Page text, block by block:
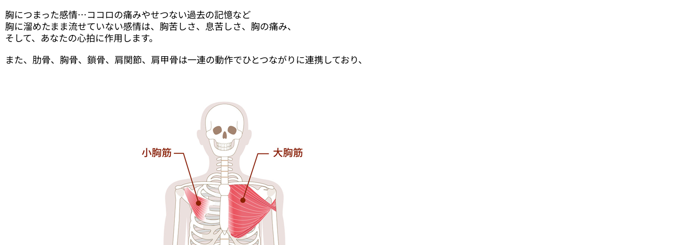
胸につまった感情…ココロの痛みやせつない過去の記憶など
胸に溜めたまま流せていない感情は、胸苦しさ、息苦しさ、胸の痛み、
そして、あなたの心拍に作用します。
また、肋骨、胸骨、鎖骨、肩関節、肩甲骨は一連の動作でひとつながりに連携しており、